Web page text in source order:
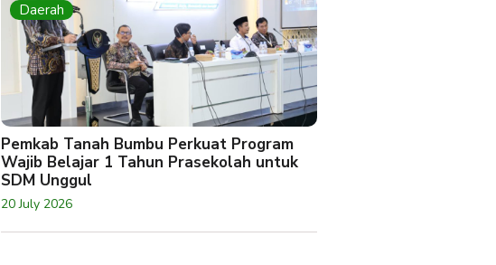
Daerah
Pemkab Tanah Bumbu Perkuat Program
Wajib Belajar 1 Tahun Prasekolah untuk
SDM Unggul
20 July 2026